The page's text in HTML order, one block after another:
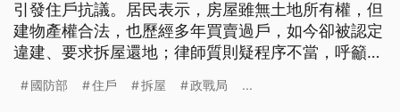
引發住戶抗議。居民表示，房屋雖無土地所有權，但
建物產權合法，也歷經多年買賣過戶，如今卻被認定
違建、要求拆屋還地；律師質則疑程序不當，呼籲改
國防部 住戶 拆屋 政戰局 ...